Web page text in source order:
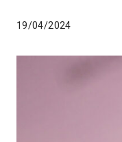
19/04/2024